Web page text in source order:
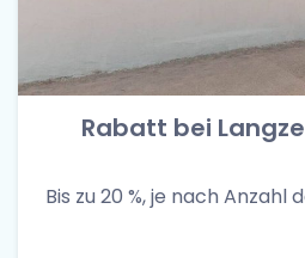
Rabatt bei
Bis zu 20 %, je nach